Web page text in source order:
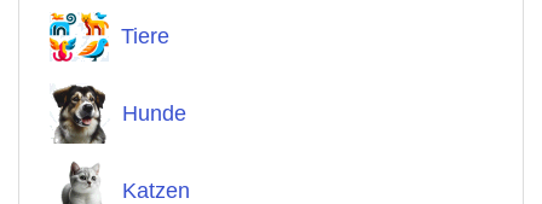
Tiere
Hunde
Katzen